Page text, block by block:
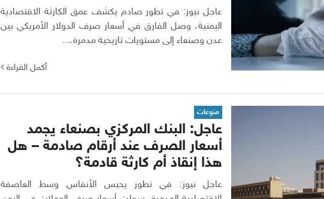
عاجل نيوز: في تطور صادم يكشف عمق الكارثة الاقتصادية
اليمنية، وصل الفارق في أسعار صرف الدولار الأمريكي بين
عدن وصنعاء إلى مستويات تاريخية مدمرة،...
أكمل القراءة
منوعات
عاجل: البنك المركزي بصنعاء يجمد
أسعار الصرف عند أرقام صادمة – هل
هذا إنقاذ أم كارثة قادمة؟
عاجل نيوز: في تطور يحبس الأنفاس وسط العاصفة